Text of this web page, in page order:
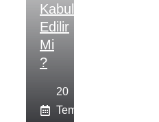
Kabul
Edilir
Mi
?
20
Temmuz